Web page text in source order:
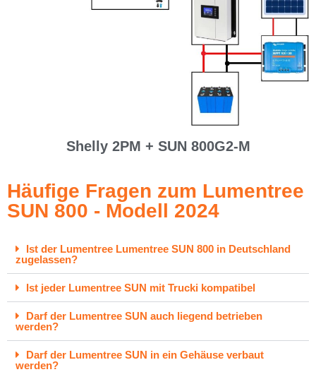
Shelly 2PM + SUN 800G2-M
Häufige Fragen zum Lumentree
SUN 800 - Modell 2024
Ist der Lumentree Lumentree SUN 800 in Deutschland
zugelassen?
Ist jeder Lumentree SUN mit Trucki kompatibel
Darf der Lumentree SUN auch liegend betrieben
werden?
Darf der Lumentree SUN in ein Gehäuse verbaut
werden?